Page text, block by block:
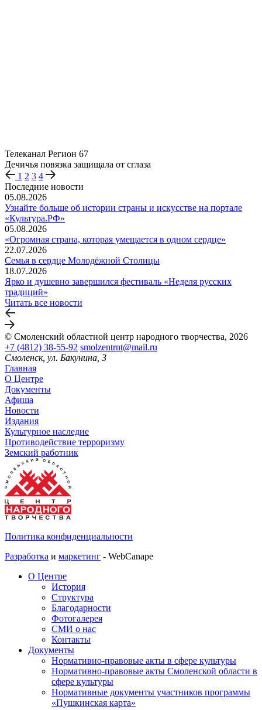
Телеканал Регион 67
Дечичья повязка защищала от сглаза
1 2 3 4
Последние новости
05.08.2026
Узнайте больше об истории страны и искусстве на портале
«Культура.РФ»
05.08.2026
«Огромная страна, которая умещается в одном сердце»
22.07.2026
Семья в сердце Молодёжной Столицы
18.07.2026
Ярко и душевно завершился фестиваль «Неделя русских
традиций»
Читать все новости
© Смоленский областной центр народного творчества, 2026
+7 (4812) 38-55-92 smolzentrnt@mail.ru
Смоленск, ул. Бакунина, 3
Главная
О Центре
Документы
Афиша
Новости
Издания
Культурное наследие
Противодействие терроризму
Земский работник
Политика конфиденциальности
Разработка и маркетинг - WebCanape
О Центре
История
Структура
Благодарности
Фотогалерея
СМИ о нас
Контакты
Документы
Нормативно-правовые акты в сфере культуры
Нормативно-правовые акты Смоленской области в
сфере культуры
Нормативные документы участников программы
«Пушкинская карта»